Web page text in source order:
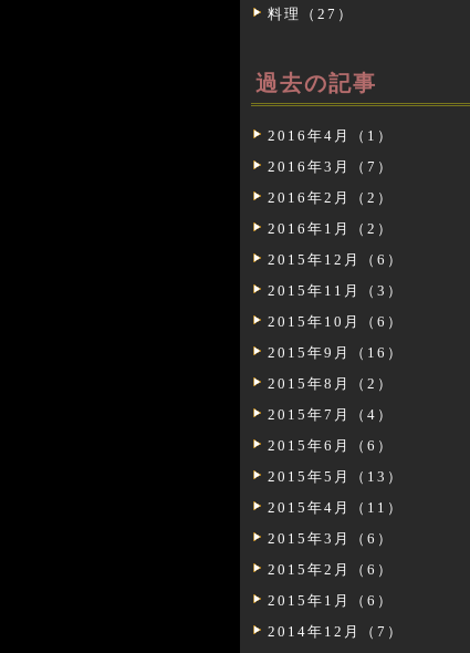
料理（27）
過去の記事
2016年4月（1）
2016年3月（7）
2016年2月（2）
2016年1月（2）
2015年12月（6）
2015年11月（3）
2015年10月（6）
2015年9月（16）
2015年8月（2）
2015年7月（4）
2015年6月（6）
2015年5月（13）
2015年4月（11）
2015年3月（6）
2015年2月（6）
2015年1月（6）
2014年12月（7）